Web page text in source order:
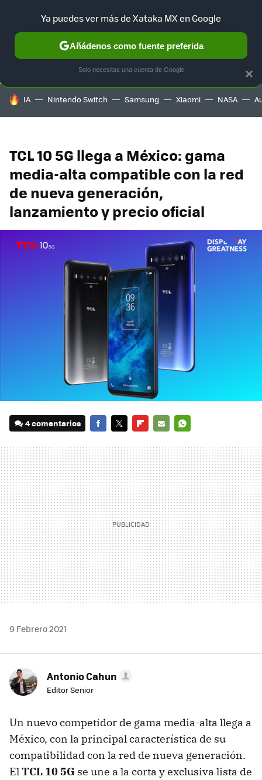
SELECCIÓN GAMING HOME AUTO TERRITORIO
HOY SE HABLA DE
IA Nintendo Switch Samsung Xiaomi NASA
TCL 10 5G llega a México: gama
media-alta compatible con la red
de nueva generación,
lanzamiento y precio oficial
4 comentarios
MAIL
9 Febrero 2021
Antonio Cahun
Editor Senior
Un nuevo competidor de gama media-alta llega a
México, con la principal característica de su
compatibilidad con la red de nueva generación.
ElTCL 10 5G se une a la corta y exclusiva lista de
×
Ya puedes ver más de Xataka MX en Google
Añádenos como fuente preferida
Solo necesitas una cuenta de Google